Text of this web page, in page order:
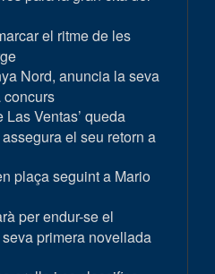
el ritme de les
Nord, anuncia la seva
Las Ventas’ queda
el seu retorn a
plaça seguint a Mario
per endur-se el
primera novellada